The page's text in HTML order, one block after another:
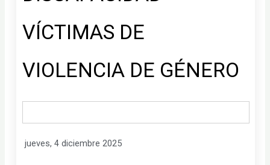
VÍCTIMAS DE
VIOLENCIA DE GÉNERO
jueves, 4 diciembre 2025